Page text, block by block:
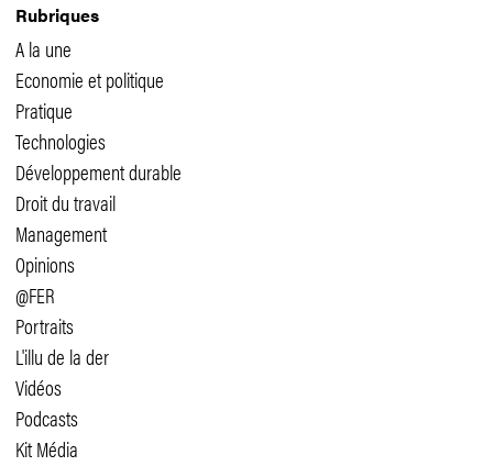
Rubriques
A la une
Economie et politique
Pratique
Technologies
Développement durable
Droit du travail
Management
Opinions
@FER
Portraits
L'illu de la der
Vidéos
Podcasts
Kit Média